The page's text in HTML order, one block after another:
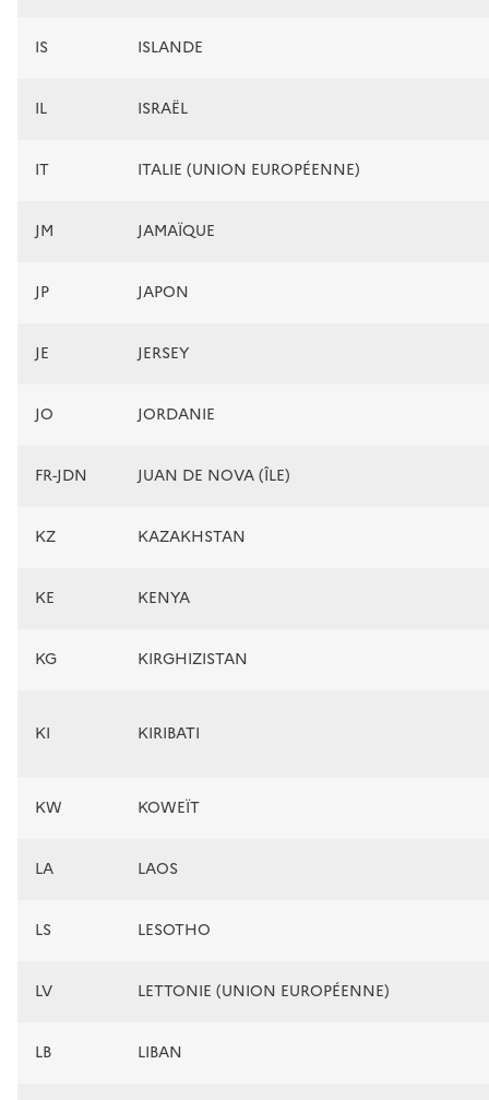
IS ISLANDE
IL ISRAËL
IT ITALIE (UNION EUROPÉENNE)
JM JAMAÏQUE
JP JAPON
JE JERSEY
JO JORDANIE
FR-JDN JUAN DE NOVA (ÎLE)
KZ KAZAKHSTAN
KE KENYA
KG KIRGHIZISTAN
KI KIRIBATI
KW KOWEÏT
LA LAOS
LS LESOTHO
LV LETTONIE (UNION EUROPÉENNE)
LB LIBAN